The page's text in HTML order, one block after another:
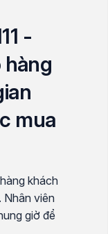
-
hàng
mua
khách
Nhân viên
giờ để